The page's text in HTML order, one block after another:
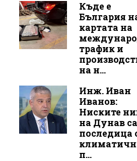
Къде е
България
картата на
трафик и
на н...
Инж. Иван
Иванов:
Ниските
на Дунав са
последица
п...